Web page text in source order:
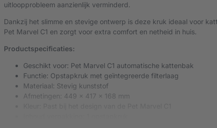
uitloopprobleem aanzienlijk verminderd.
Dankzij het slimme en stevige ontwerp is deze kruk ideaal voor
Pet Marvel C1 en zorgt voor extra comfort en netheid in huis.
Productspecificaties:
Geschikt voor: Pet Marvel C1 automatische kattenbak
Functie: Opstapkruk met geïntegreerde filterlaag
Materiaal: Stevig kunststof
Afmetingen: 449 × 417 × 168 mm